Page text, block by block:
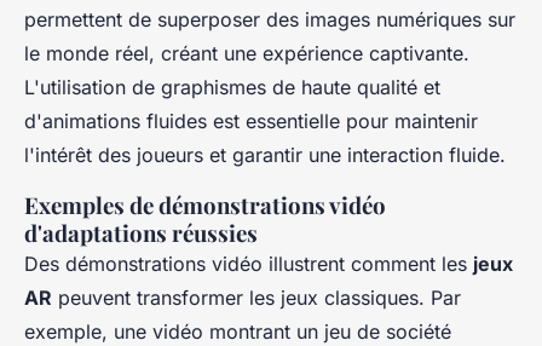
permettent de superposer des images numériques sur
le monde réel, créant une expérience captivante.
L'utilisation de graphismes de haute qualité et
d'animations fluides est essentielle pour maintenir
l'intérêt des joueurs et garantir une interaction fluide.
Exemples de démonstrations vidéo
d'adaptations réussies
Des démonstrations vidéo illustrent comment les jeux
AR peuvent transformer les jeux classiques. Par
exemple, une vidéo montrant un jeu de société